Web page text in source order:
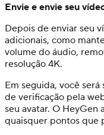
Envie e envie seu
Depois de enviar seu
adicionais, como
volume do áudio,
resolução 4K.
Em seguida, você
de verificação pela
seu avatar. O HeyGen
quaisquer pontos que